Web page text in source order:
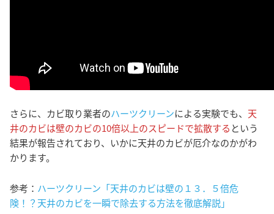
さらに、カビ取り業者のハーツクリーンによる実験でも、 天
井のカビは壁のカビの10倍以上のスピードで拡散する という
結果が報告されており、いかに天井のカビが厄介なのかがわ
かります。
参考： ハーツクリーン「天井のカビは壁の１３．５倍危
険！？天井のカビを一瞬で除去する方法を徹底解説」